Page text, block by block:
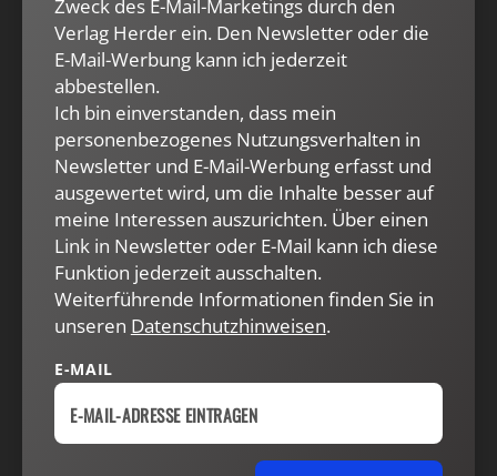
Ausnahmen abgesehen unwahrscheinlich und
diffuse O. typisch gewesen. Die
Ideologisierungstendenzen im Parteiensystem des
21. Jh. führen offensichtlich nun zu
institutionenübergreifenden Loyalitäten einerseits
und zu parlamentarischer Minderheitsidentität
anderseits. Unterdivided governmentführt
Ideologisierung unweigerlich zu einer Angleichung
an das O.s-Muster des parlamentarischen
Regierungssystems. Dieses (Idealtypus
Großbritannien) fusioniert die Gewalten und
scheidet regierende Mehrheit und O. Im Prinzip wird
die verfassungspolitische Funktion der O. im Sinne
politischer
parlamentarische Funktionsbereich praktisch (wie
z. B. in der BRD nicht unbedingt rechtlich) nach den
Zweck des E-Mail-Marketings durch den
Verlag Herder ein. Den Newsletter oder die
E-Mail-Werbung kann ich jederzeit
abbestellen.
Ich bin einverstanden, dass mein
personenbezogenes Nutzungsverhalten in
Newsletter und E-Mail-Werbung erfasst und
ausgewertet wird, um die Inhalte besser auf
meine Interessen auszurichten. Über einen
Link in Newsletter oder E-Mail kann ich diese
Funktion jederzeit ausschalten.
Weiterführende Informationen finden Sie in
unseren Datenschutzhinweisen.
E-MAIL